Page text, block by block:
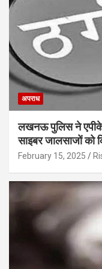
अपराध
लखनऊ पुलिस ने एपीके
साइबर जालसाजों को
February 15, 2025